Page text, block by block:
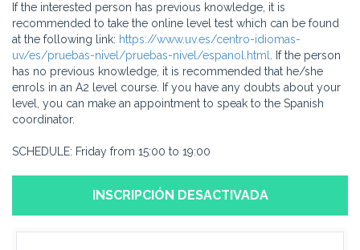
If the interested person has previous knowledge, it is
recommended to take the online level test which can be found
at the following link: https://www.uv.es/centro-idiomas-
uv/es/pruebas-nivel/pruebas-nivel/espanol.html
. If the person
has no previous knowledge, it is recommended that he/she
enrols in an A2 level course. If you have any doubts about your
level, you can make an appointment to speak to the Spanish
coordinator.
SCHEDULE: Friday from 15:00 to 19:00
INSCRIPCIÓN DESACTIVADA